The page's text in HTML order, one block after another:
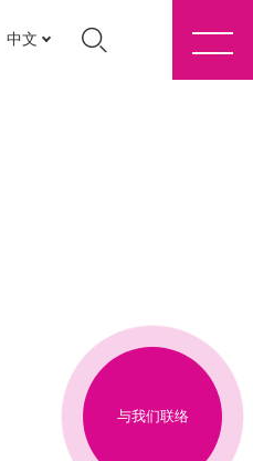
中文
与我们联络